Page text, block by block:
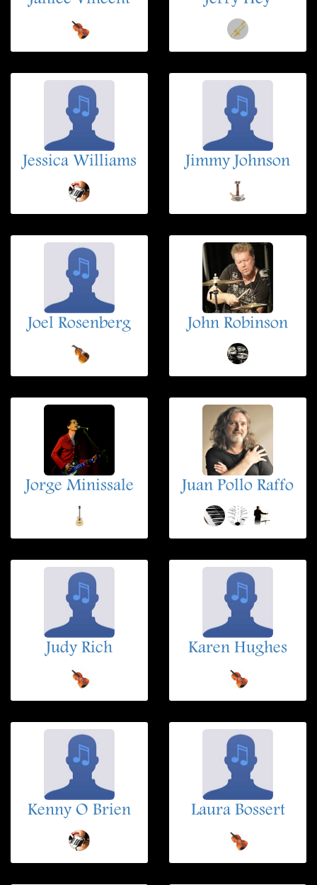
Jessica Williams Jimmy Johnson
Joel Rosenberg John Robinson
Jorge Minissale Juan Pollo Raffo
Judy Rich Karen Hughes
Kenny O Brien Laura Bossert